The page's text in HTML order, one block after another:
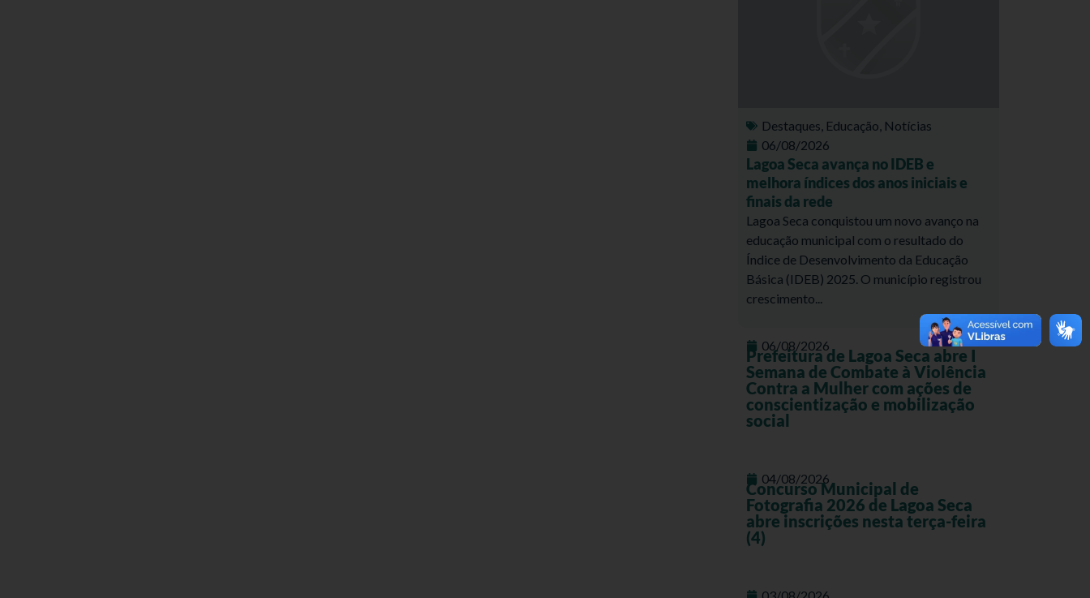
Destaques, Educação, Notícias
06/08/2026
Lagoa Seca avança no IDEB e
melhora índices dos anos iniciais e
finais da rede
Lagoa Seca conquistou um novo avanço na
educação municipal com o resultado do
Índice de Desenvolvimento da Educação
Básica (IDEB) 2025. O município registrou
crescimento...
06/08/2026
Prefeitura de Lagoa Seca abre I
Semana de Combate à Violência
Contra a Mulher com ações de
conscientização e mobilização
social
04/08/2026
Concurso Municipal de
Fotografia 2026 de Lagoa Seca
abre inscrições nesta terça-feira
(4)